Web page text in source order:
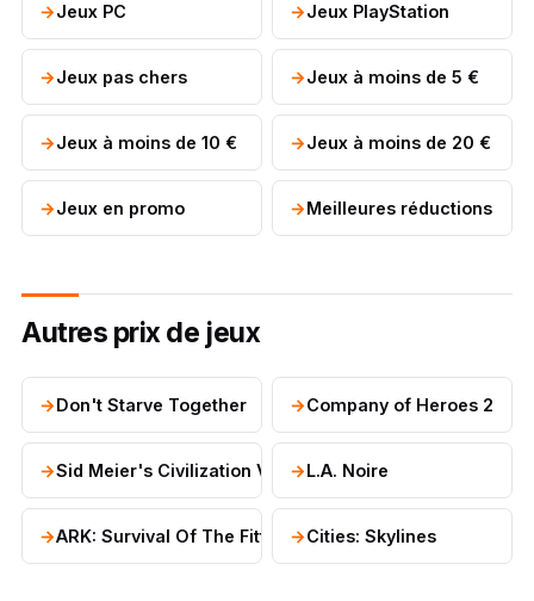
Jeux PC Jeux PlayStation
Jeux pas chers Jeux à moins de 5 €
Jeux à moins de 10 € Jeux à moins de 20 €
Jeux en promo Meilleures réductions
Autres prix de jeux
Don't Starve Together Company of Heroes 2
Sid Meier's Civilization V L.A. Noire
ARK: Survival Of The Fittest Cities: Skylines